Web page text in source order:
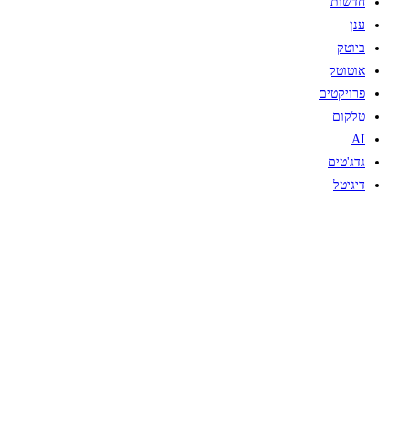
ענן
ביוטק
אוטוטק
פרויקטים
טלקום
AI
גדג'טים
דיגיטל